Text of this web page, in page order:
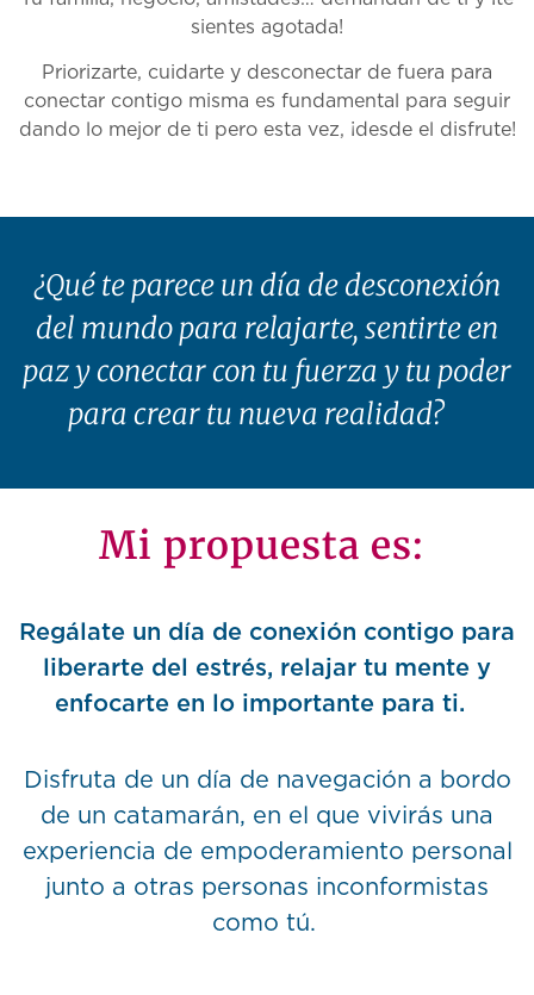
sientes agotada!
Priorizarte, cuidarte y desconectar de fuera para
conectar contigo misma es fundamental para seguir
dando lo mejor de ti pero esta vez, ¡desde el disfrute!
¿Qué te parece un día de desconexión
del mundo para relajarte, sentirte en
paz y conectar con tu fuerza y tu poder
para crear tu nueva realidad?
Mi propuesta es:
Regálate un día de conexión contigo para
liberarte del estrés, relajar tu mente y
enfocarte en lo importante para ti.
Disfruta de un día de navegación a bordo
de un catamarán, en el que vivirás una
experiencia de empoderamiento personal
junto a otras personas inconformistas
como tú.